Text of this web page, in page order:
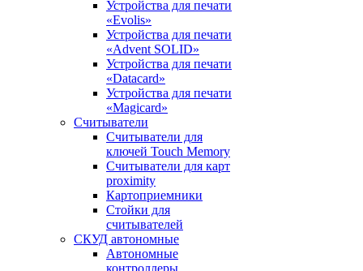
Устройства для печати
«Evolis»
Устройства для печати
«Advent SOLID»
Устройства для печати
«Datacard»
Устройства для печати
«Magicard»
Считыватели
Считыватели для
ключей Touch Memory
Считыватели для карт
proximity
Картоприемники
Стойки для
считывателей
СКУД автономные
Автономные
контроллеры